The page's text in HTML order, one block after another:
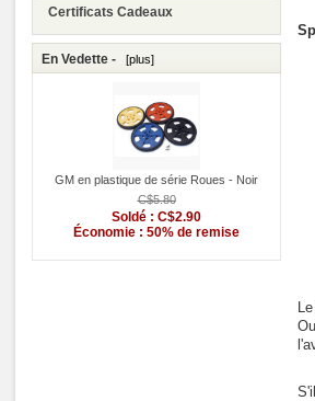
Certificats Cadeaux
En Vedette - [plus]
GM en plastique de série Roues - Noir
C$5.80
Soldé : C$2.90
Économie : 50% de remise